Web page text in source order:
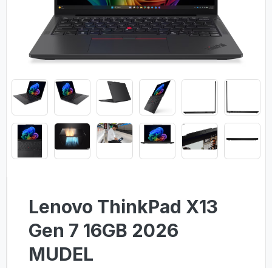
Lenovo ThinkPad X13
Gen 7 16GB 2026
MUDEL